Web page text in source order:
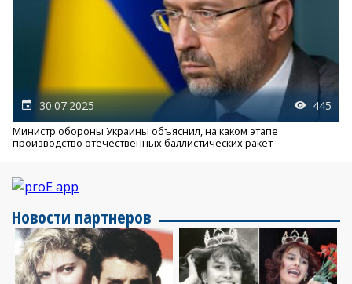
30.07.2025 445
Министр обороны Украины объяснил, на каком этапе
производство отечественных баллистических ракет
Новости партнеров